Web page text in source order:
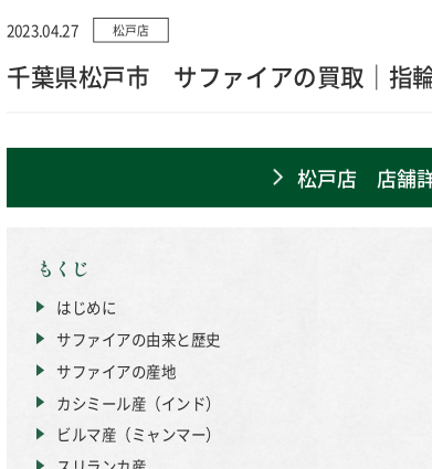
2023.04.27 松戸店
千葉県松戸市 サファイアの買取｜指
松戸店 店舗
もくじ
はじめに
サファイアの由来と歴史
サファイアの産地
カシミール産（インド）
ビルマ産（ミャンマー）